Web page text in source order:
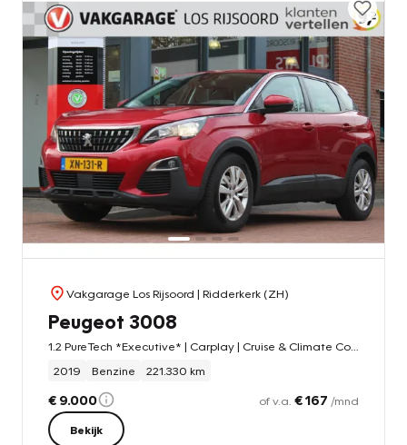
Vakgarage Los Rijsoord | Ridderkerk (ZH)
Peugeot 3008
2019
Benzine 221.330 km
€ 9.000 of v.a. € 167 /mnd
Bekijk